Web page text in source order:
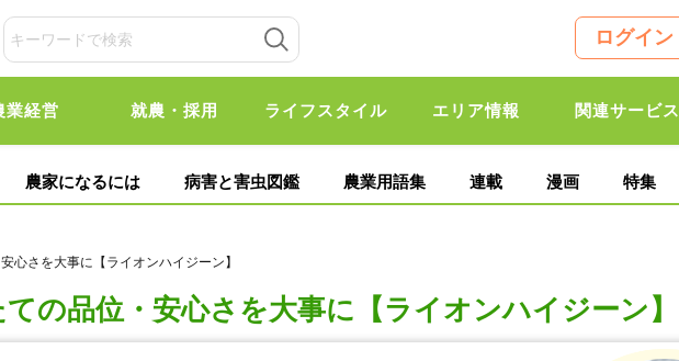
ログイン
業経営 就農・採用 ライフスタイル エリア情報 関連サービス
農家になるには 病害と害虫図鑑 農業用語集 連載 漫画 特集
心さを大事に【ライオンハイジーン】
の品位・安心さを大事に【ライオンハイジーン】